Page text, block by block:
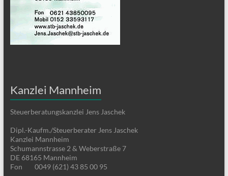
Kanzlei Mannheim
Steuerberatungskanzlei Jens Jaschek
Dipl.-Kaufm./Steuerberater Jens Jaschek
Kanzlei Mannheim
Schumannstrasse 2 & Weberstraße 7
DE 68165 Mannheim
Fon
0049 (621) 43 85 00 95